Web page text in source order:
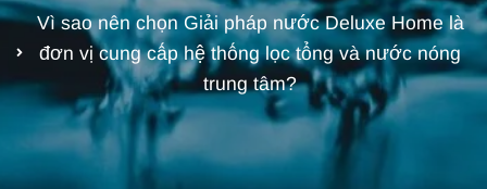
Vì sao nên chọn Giải pháp nước Deluxe Home là
đơn vị cung cấp hệ thống lọc tổng và nước nóng
trung tâm?